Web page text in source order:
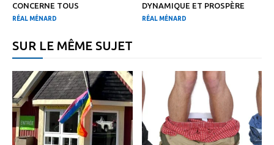
CONCERNE TOUS
RÉAL MÉNARD
DYNAMIQUE ET PROSPÈRE
RÉAL MÉNARD
SUR LE MÊME SUJET